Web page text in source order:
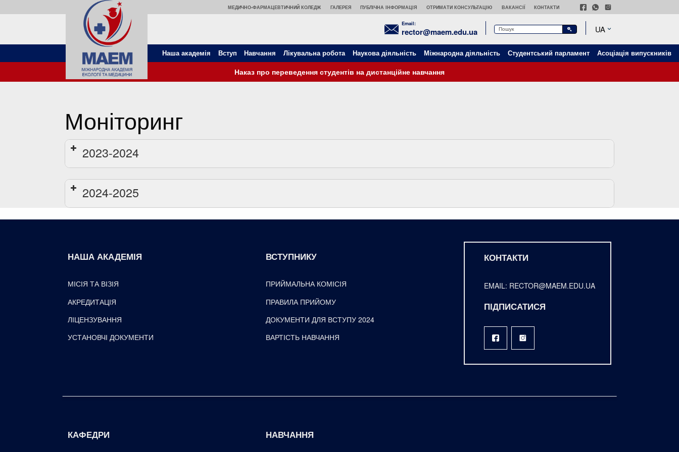
МЕДИЧНО-ФАРМАЦЕВТИЧНИЙ КОЛЕДЖ ГАЛЕРЕЯ ПУБЛІЧНА ІНФОРМАЦІЯ ОТРИМАТИ КОНСУЛЬТАЦІЮ ВАКАНСІЇ КОНТАКТИ
Email:
rector@maem.edu.ua UA
Наша академія Вступ Навчання Лікувальна робота Наукова діяльність Міжнародна діяльність Студентський парламент Асоціація випускників
Наказ про переведення студентів на дистанційне навчання
Моніторинг
2023-2024
2024-2025
НАША АКАДЕМІЯ
МІСІЯ ТА ВІЗІЯ
АКРЕДИТАЦІЯ
ЛІЦЕНЗУВАННЯ
УСТАНОВЧІ ДОКУМЕНТИ
ВСТУПНИКУ
ПРИЙМАЛЬНА КОМІСІЯ
ПРАВИЛА ПРИЙОМУ
ДОКУМЕНТИ ДЛЯ ВСТУПУ 2024
ВАРТІСТЬ НАВЧАННЯ
КОНТАКТИ
EMAIL: RECTOR@MAEM.EDU.UA
ПІДПИСАТИСЯ
КАФЕДРИ НАВЧАННЯ